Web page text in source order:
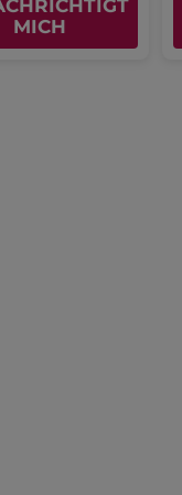
MICH